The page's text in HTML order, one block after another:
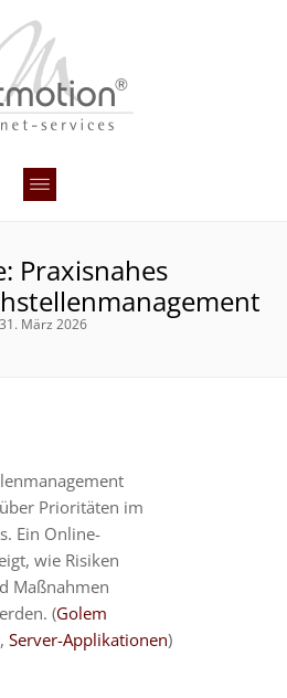
Praxisnahes
31. März 2026
Prioritäten im
Ein Online-
wie Risiken
Maßnahmen
(Golem
, Server-Applikationen)